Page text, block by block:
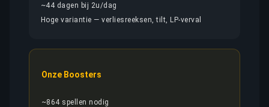
~44 dagen bij 2u/dag
Hoge variantie — verliesreeksen, tilt, LP-verval
Onze Boosters
~864 spellen nodig